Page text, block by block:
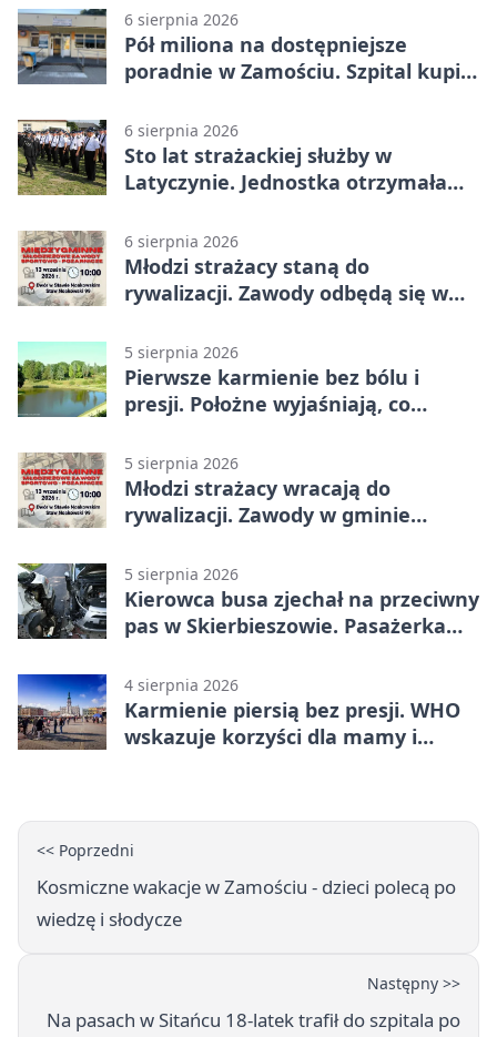
6 sierpnia 2026
Pół miliona na dostępniejsze
poradnie w Zamościu. Szpital kupi
6 sierpnia 2026
Sto lat strażackiej służby w
Latyczynie. Jednostka otrzymała
6 sierpnia 2026
Młodzi strażacy staną do
rywalizacji. Zawody odbędą się w
5 sierpnia 2026
Pierwsze karmienie bez bólu i
presji. Położne wyjaśniają, co
5 sierpnia 2026
Młodzi strażacy wracają do
rywalizacji. Zawody w gminie
5 sierpnia 2026
Kierowca busa zjechał na przeciwny
pas w Skierbieszowie. Pasażerka
4 sierpnia 2026
Karmienie piersią bez presji. WHO
wskazuje korzyści dla mamy i
<< Poprzedni
Kosmiczne wakacje w Zamościu - dzieci polecą po
wiedzę i słodycze
Następny >>
Na pasach w Sitańcu 18-latek trafił do szpitala po